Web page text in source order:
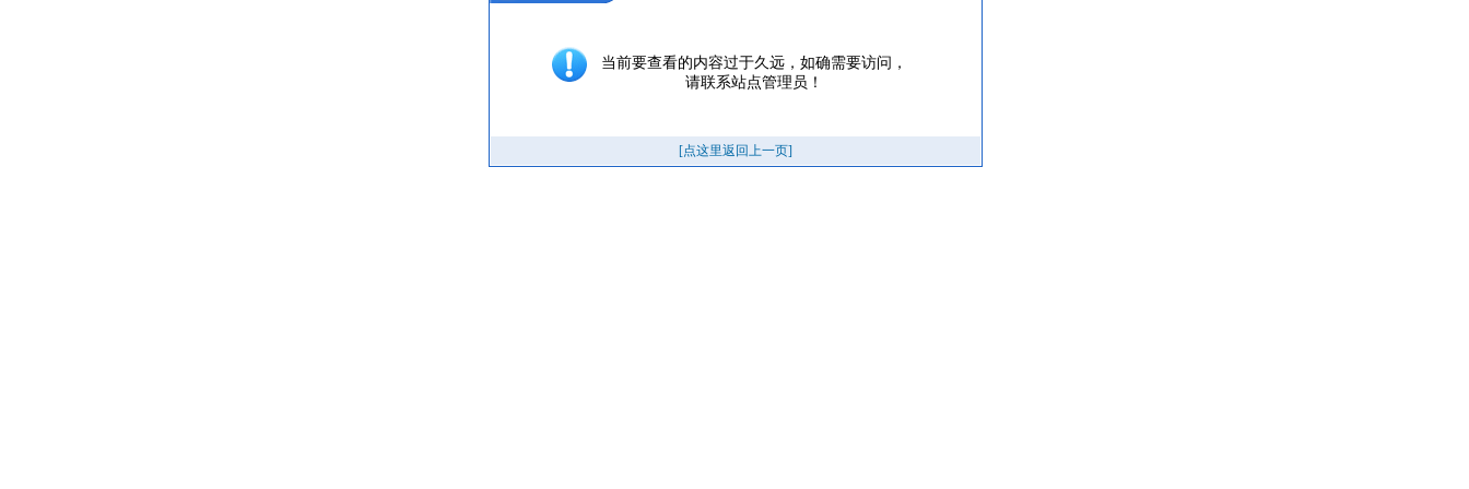
当前要查看的内容过于久远，如确需要访问，
请联系站点管理员！
[点这里返回上一页]